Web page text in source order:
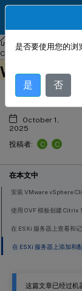
Citrix SD-WAN
Center 11.1
这篇文章已经过机
在 ESXi
WAN
October 1,
2025
投稿者:
C C
在本文中
安装 VMware vSphere
使用 OVF 模板创建 Citrix
在 ESXi 服务器上查看和
在 ESXi 服务器上添加和
是否要使用您的浏
是 否